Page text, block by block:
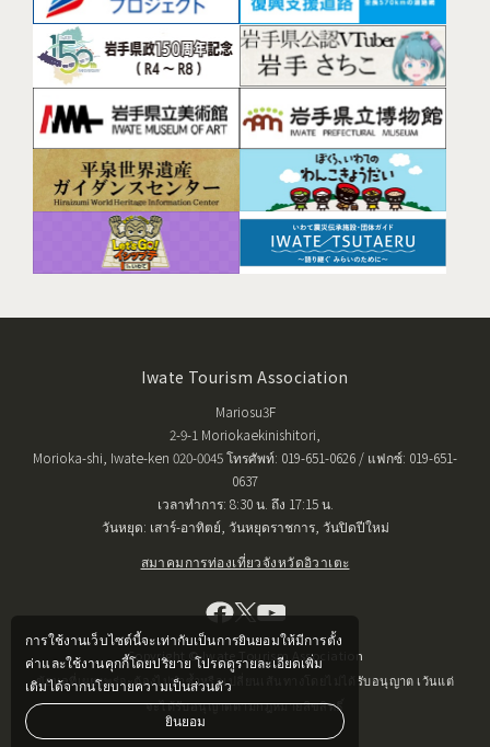
การใช้งานเว็บไซต์นี้จะเท่ากับเป็นการยินยอมให้มีการตั้ง
ค่าและใช้งานคุกกี้โดยปริยาย โปรดดูรายละเอียดเพิ่ม
เติมได้จากนโยบายความเป็นส่วนตัว
ยินยอม
Iwate Tourism Association
Mariosu3F
2-9-1 Moriokaekinishitori,
Morioka-shi, Iwate-ken 020-0045 โทรศัพท์: 019-651-0626 / แฟกซ์: 019-651-
0637
เวลาทำการ: 8:30 น. ถึง 17:15 น.
วันหยุด: เสาร์-อาทิตย์, วันหยุดราชการ, วันปิดปีใหม่
สมาคมการท่องเที่ยวจังหวัดอิวาเตะ
Copyright © Iwate Tourism Association
ข้อมูลที่เผยแพร่จะต้องไม่ทำซ้ำหรือเปลี่ยนเส้นทางโดยไม่ได้รับอนุญาต เว้นแต่
จะได้รับอนุญาตตามกฎหมายลิขสิทธิ์